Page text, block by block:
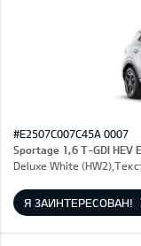
#E2507C007C45A 0007
Sportage 1,6 T-GDI HEV
Deluxe White
Я ЗАИНТЕРЕСОВАН!